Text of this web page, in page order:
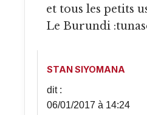
et tous les petits
Le Burundi
STAN SIYOMANA
dit :
06/01/2017 à 14:24